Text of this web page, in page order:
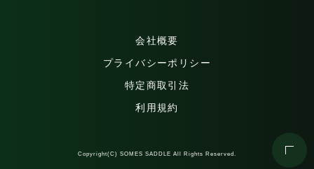
会社概要
プライバシーポリシー
特定商取引法
利用規約
Copyright(C) SOMES SADDLE All Rights Reserved.